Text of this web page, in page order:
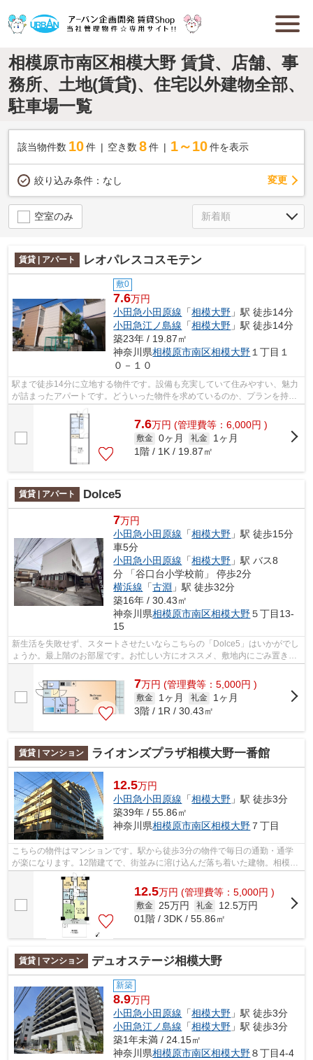
相模原市南区相模大野 賃貸、店舗、事
務所、土地(賃貸)、住宅以外建物全部、
駐車場一覧
該当物件数 10件 空き数 8 件 1～10 件を表示
絞り込み条件： なし 変更
空室のみ
賃貸 | アパート レオパレスコスモテン
敷0
7.6万円
小田急小田原線 「相模大野 」駅 徒歩14分
小田急江ノ島線 「相模大野 」駅 徒歩14分
築23年 / 19.87㎡
神奈川県相模原市南区相模大野 １丁目１
０－１０
駅まで徒歩14分に立地する物件です。設備も充実していて住みやすい、魅力
が詰まったアパートです。どういった物件を求めているのか、プランを持っ
ていてください。ご希望の条件の住ま...
7.6万円 (管理費等：6,000円 )
敷金 0ヶ月 礼金
1ヶ月
1階 / 1K / 19.87㎡
賃貸 | アパート Dolce5
7万円
小田急小田原線 「相模大野 」駅 徒歩15分
車5分
小田急小田原線 「相模大野 」駅 バス8
分 「谷口台小学校前」 停歩2分
横浜線 「古淵 」駅 徒歩32分
築16年 / 30.43㎡
神奈川県相模原市南区相模大野５丁目13-
15
新生活を失敗せず、スタートさせたいならこちらの「Dolce5」はいかがでし
ょうか。最上階のお部屋です。お忙しい方にオススメ、敷地内にごみ置き場
のある物件です。平坦な場所に物件が...
7万円 (管理費等：5,000円 )
敷金 1ヶ月 礼金
1ヶ月
3階 / 1R / 30.43㎡
賃貸 | マンション ライオンズプラザ相模大野一番館
12.5万円
小田急小田原線 「相模大野 」駅 徒歩3分
築39年 / 55.86㎡
神奈川県相模原市南区相模大野 ７丁目
こちらの物件はマンションです。駅から徒歩3分の物件で毎日の通勤・通学
が楽になります。12階建てで、街並みに溶け込んだ落ち着いた建物。相模原
市南区や相模大野付近で気になるお部屋...
12.5万円 (管理費等：5,000円 )
敷金 25万円 礼金
12.5万円
01階 / 3DK / 55.86㎡
賃貸 | マンション デュオステージ相模大野
新築
8.9万円
小田急小田原線 「相模大野 」駅 徒歩3分
小田急江ノ島線 「相模大野 」駅 徒歩3分
築1年未満 / 24.15㎡
神奈川県相模原市南区相模大野８丁目4-4